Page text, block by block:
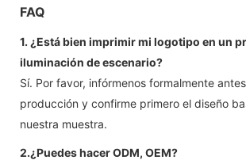
FAQ
1. ¿Está bien imprimir mi logotipo en un
iluminación de escenario?
Sí. Por favor, infórmenos formalmente
producción y confirme primero el diseño
nuestra muestra.
2.¿Puedes hacer ODM, OEM?